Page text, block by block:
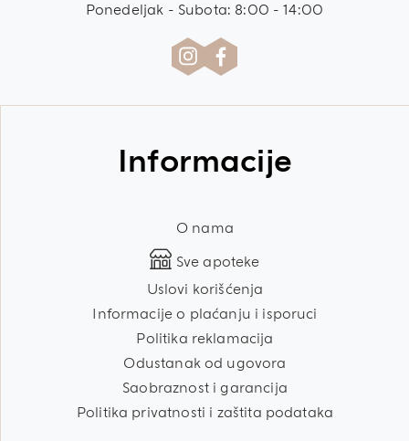
Ponedeljak - Subota: 8:00 - 14:00
Informacije
O nama
Sve apoteke
Uslovi korišćenja
Informacije o plaćanju i isporuci
Politika reklamacija
Odustanak od ugovora
Saobraznost i garancija
Politika privatnosti i zaštita podataka